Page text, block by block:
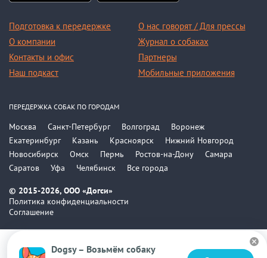
Dogsy – Возьмём собаку
Подготовка к передержке
О компании
Контакты и офис
Наш подкаст
О нас говорят / Для прессы
Журнал о собаках
Партнеры
Мобильные приложения
© 2015-2026, ООО «Догси»
Политика конфиденциальности
Соглашение
ПЕРЕДЕРЖКА СОБАК ПО ГОРОДАМ
Москва Санкт-Петербург Волгоград
Воронеж
Екатеринбург
Казань Красноярск
Нижний Новгород
Новосибирск
Омск Пермь Ростов-на-Дону
Самара
Саратов
Уфа Челябинск Все города